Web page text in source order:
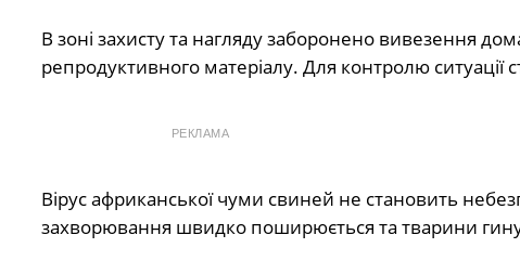
В зоні захисту та нагляду заборонено вивезення
репродуктивного матеріалу. Для контролю ситуації
РЕКЛАМА
Вірус африканської чуми свиней не становить
захворювання швидко поширюється та тварини